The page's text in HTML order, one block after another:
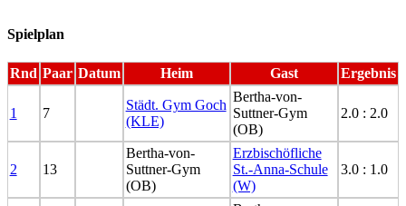
Spielplan
Rnd Paar Datum Heim Gast Ergebnis
1 7
Städt. Gym Goch
(KLE)
Bertha-von-
Suttner-Gym
(OB)
2.0 : 2.0
2 13
Bertha-von-
Suttner-Gym
(OB)
Erzbischöfliche
St.-Anna-Schule
(W)
3.0 : 1.0